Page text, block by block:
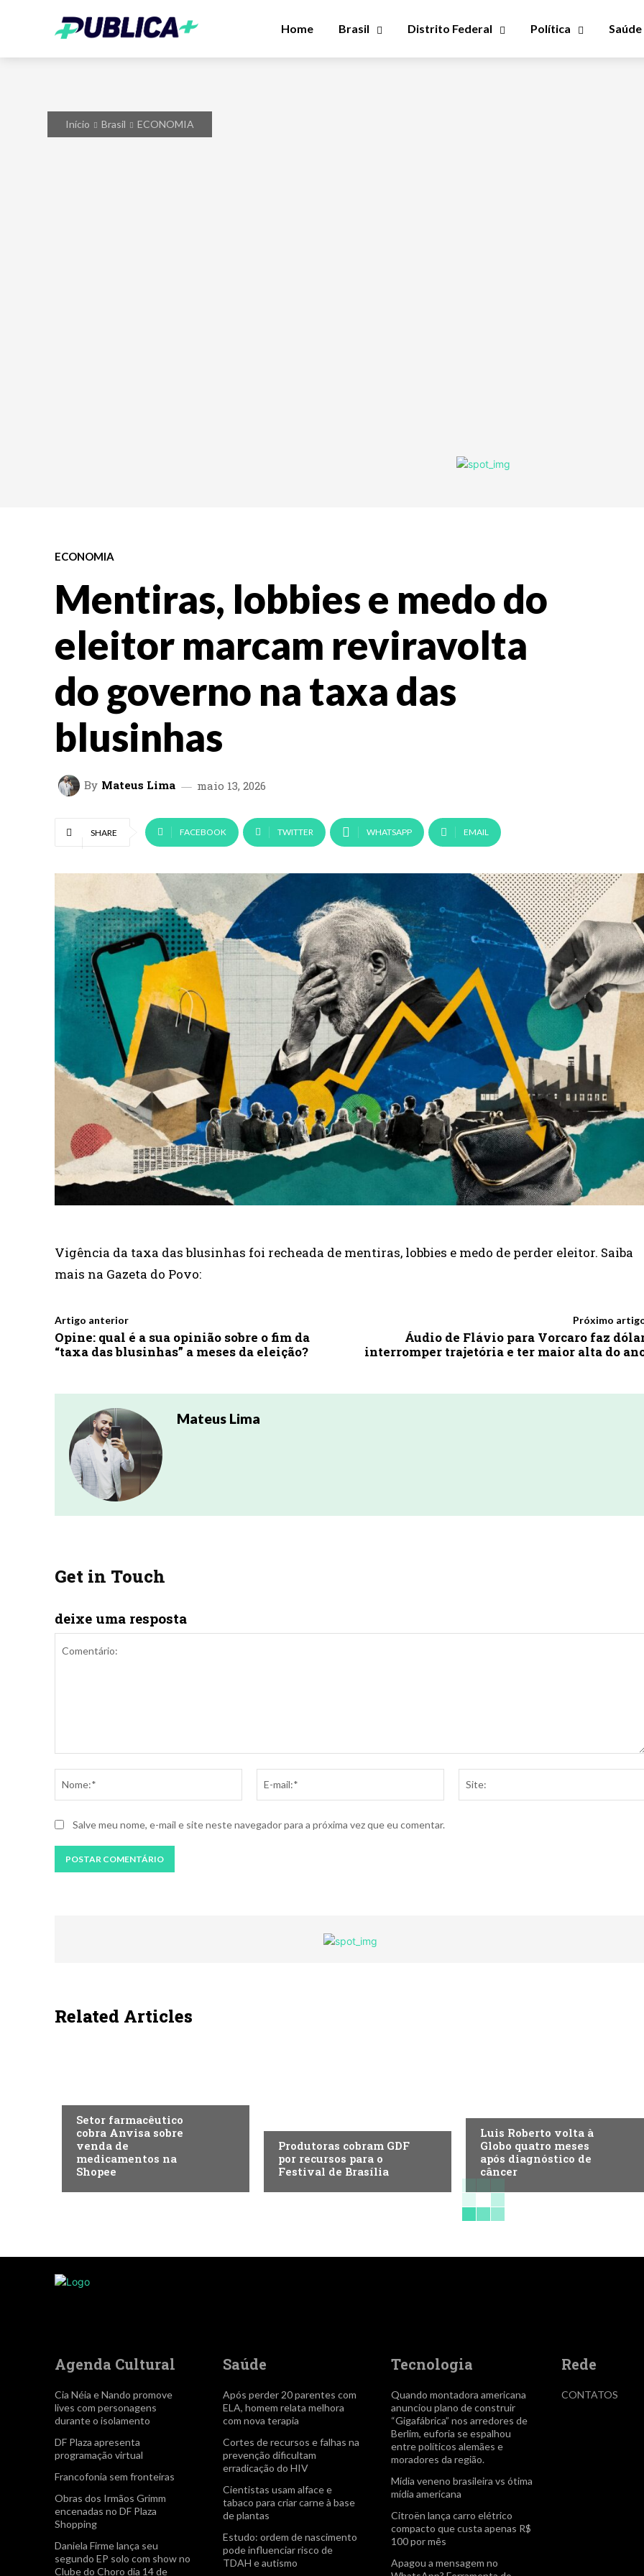
Home Brasil Distrito Federal Política Saúde
Início Brasil ECONOMIA
ECONOMIA
Mentiras, lobbies e medo do
eleitor marcam reviravolta
do governo na taxa das
blusinhas
By Mateus Lima maio 13, 2026
SHARE FACEBOOK TWITTER WHATSAPP EMAIL
Vigência da taxa das blusinhas foi recheada de mentiras, lobbies e medo de perder eleitor. Saiba
mais na Gazeta do Povo:
Artigo anterior
Opine: qual é a sua opinião sobre o fim da
“taxa das blusinhas” a meses da eleição?
Próximo
Áudio de Flávio para Vorcaro faz
interromper trajetória e ter maior alta do
Mateus Lima
Get in Touch
deixe uma resposta
mail:*
Salve meu nome, e-mail e site neste navegador para a próxima vez que eu comentar.
Related Articles
Setor farmacêutico
cobra Anvisa sobre
venda de
medicamentos na
Shopee
Produtoras cobram GDF
por recursos para o
Festival de Brasília
Luis Roberto volta à
Globo quatro meses
após diagnóstico de
câncer
Agenda Cultural
Cia Néia e Nando promove
lives com personagens
durante o isolamento
DF Plaza apresenta
programação virtual
Francofonia sem fronteiras
Obras dos Irmãos Grimm
encenadas no DF Plaza
Shopping
Daniela Firme lança seu
segundo EP solo com show no
Clube do Choro dia 14 de
Saúde
Após perder 20 parentes com
ELA, homem relata melhora
com nova terapia
Cortes de recursos e falhas na
prevenção dificultam
erradicação do HIV
Cientistas usam alface e
tabaco para criar carne à base
de plantas
Estudo: ordem de nascimento
pode influenciar risco de
TDAH e autismo
Tecnologia
Quando montadora americana
anunciou plano de construir
“Gigafábrica” nos arredores de
Berlim, euforia se espalhou
entre políticos alemães e
moradores da região.
Mídia veneno brasileira vs ótima
mídia americana
Citroën lança carro elétrico
compacto que custa apenas R$
100 por mês
Apagou a mensagem no
Rede
CONTATOS